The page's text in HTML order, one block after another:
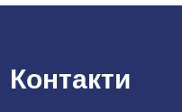
Контакти